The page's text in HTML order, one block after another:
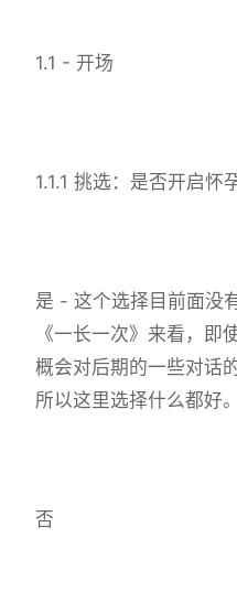
1.1 - 开场
1.1.1 挑选：是否开启怀
是 - 这个选择目前面没
《一长一次》来看，即
概会对后期的一些对话
所以这里选择什么都好。
否